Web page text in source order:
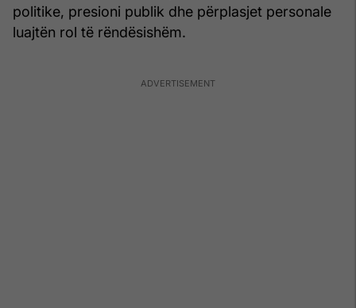
politike, presioni publik dhe përplasjet personale
luajtën rol të rëndësishëm.